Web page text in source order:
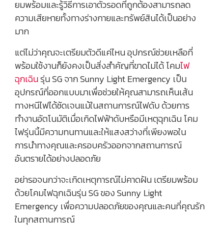
ยมพร้อมและรู้วิธีการเอาตัวรอดที่ถูกต้องสามารถลด
ความเสียหายทั้งทางร่างกายและทรัพย์สินได้เป็นอย่าง
มาก
แต่ไม่ว่าคุณจะเตรียมตัวดีแค่ไหน อุปกรณ์ช่วยเหลือที่
พร้อมใช้งานก็ยังคงเป็นสิ่งสำคัญที่ขาดไม่ได้ โคมไฟ
ฉุกเฉินรุ่น SG จาก Sunny Light Emergency เป็น
อุปกรณ์ที่ออกแบบมาเพื่อช่วยให้คุณสามารถเห็นเส้น
ทางหนีไฟได้ชัดเจนแม้ในสถานการณ์ไฟดับ ด้วยการ
ทำงานอัตโนมัติเมื่อเกิดไฟฟ้าดับหรือมีเหตุฉุกเฉิน โคม
ไฟรุ่นนี้มีความทนทานและให้แสงสว่างที่เพียงพอใน
การนำทางคุณและครอบครัวออกจากสถานการณ์
อันตรายได้อย่างปลอดภัย
อย่ารอจนกว่าจะเกิดเหตุการณ์ไม่คาดฝัน เตรียมพร้อม
ด้วยโคมไฟฉุกเฉินรุ่น SG ของ Sunny Light
Emergency เพื่อความปลอดภัยของคุณและคนที่คุณรัก
ในทุกสถานการณ์